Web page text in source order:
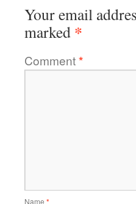
Your email
marked *
Comment*
Name *